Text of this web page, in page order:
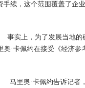
手续，这个范围覆盖了企
实上，为了发展当地的
奥·卡佩约在接受《经济
马里奥·卡佩约告诉记者，